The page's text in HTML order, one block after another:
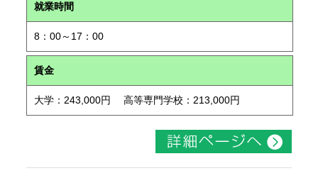
就業時間
8：00～17：00
賃金
大学：243,000円 高等専門学校：213,000円